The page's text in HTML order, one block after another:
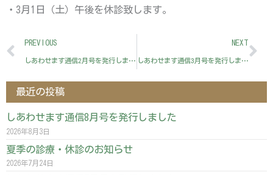
・3月1日（土）午後を休診致します。
PrevPREVIOUS
しあわせます通信2月号を発行しました
NEXT
しあわせます通信3月号を発行しました
最近の投稿
しあわせます通信8月号を発行しました
2026年8月3日
夏季の診療・休診のお知らせ
2026年7月24日